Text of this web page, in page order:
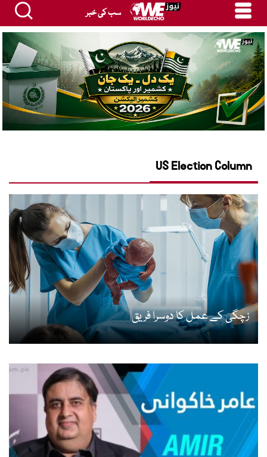
سب کی خبر
US Election Column
زچگی کے عمل کا دوسرا فریق